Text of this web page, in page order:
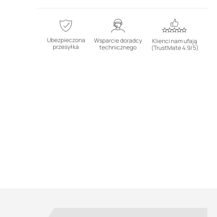
Ubezpieczona
przesyłka
Wsparcie doradcy
technicznego
Klienci nam ufają
(TrustMate 4.9/5)